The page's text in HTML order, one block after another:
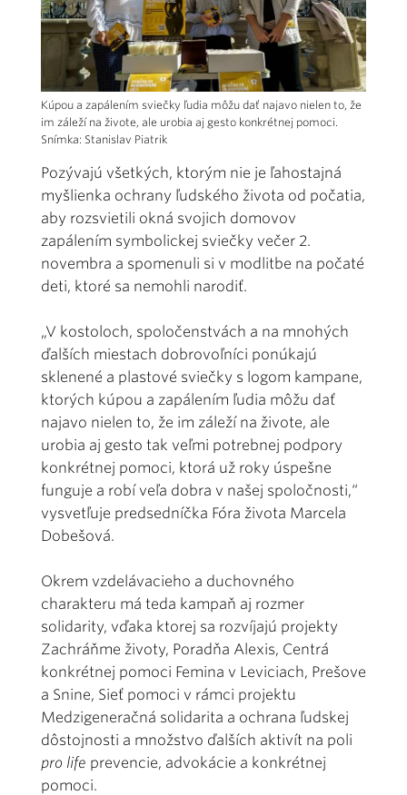
Kúpou a zapálením sviečky ľudia môžu dať najavo nielen to, že
im záleží na živote, ale urobia aj gesto konkrétnej pomoci.
Snímka: Stanislav Piatrik
Pozývajú všetkých, ktorým nie je ľahostajná
myšlienka ochrany ľudského života od počatia,
aby rozsvietili okná svojich domovov
zapálením symbolickej sviečky večer 2.
novembra a spomenuli si v modlitbe na počaté
deti, ktoré sa nemohli narodiť.
„V kostoloch, spoločenstvách a na mnohých
ďalších miestach dobrovoľníci ponúkajú
sklenené a plastové sviečky s logom kampane,
ktorých kúpou a zapálením ľudia môžu dať
najavo nielen to, že im záleží na živote, ale
urobia aj gesto tak veľmi potrebnej podpory
konkrétnej pomoci, ktorá už roky úspešne
funguje a robí veľa dobra v našej spoločnosti,“
vysvetľuje predsedníčka Fóra života Marcela
Dobešová.
Okrem vzdelávacieho a duchovného
charakteru má teda kampaň aj rozmer
solidarity, vďaka ktorej sa rozvíjajú projekty
Zachráňme životy, Poradňa Alexis, Centrá
konkrétnej pomoci Femina v Leviciach, Prešove
a Snine, Sieť pomoci v rámci projektu
Medzigeneračná solidarita a ochrana ľudskej
dôstojnosti a množstvo ďalších aktivít na poli
pro life prevencie, advokácie a konkrétnej
pomoci.